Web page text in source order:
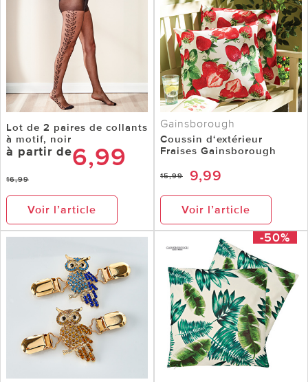
Lot de 2 paires de collants
à motif, noir
à partir de6,99
16,99
Voir l’article
Gainsborough
Coussin d‘extérieur
Fraises Gainsborough
15,99 9,99
Voir l’article
-50%